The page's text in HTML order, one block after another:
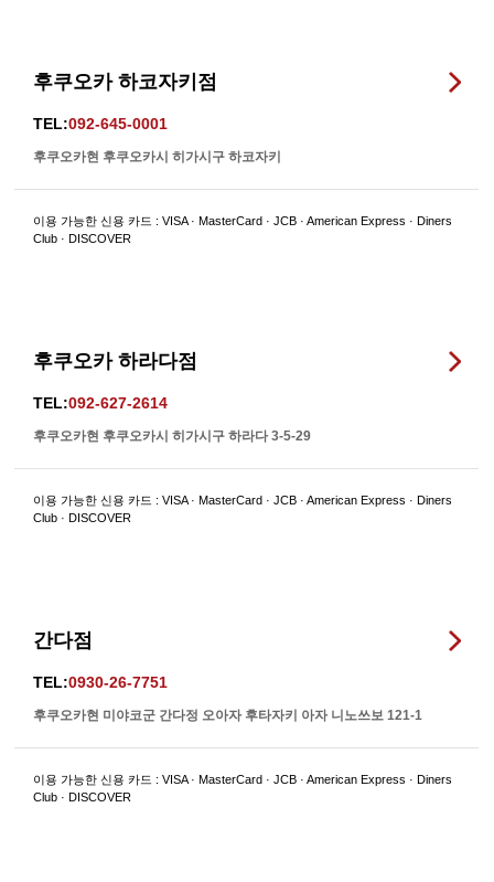
후쿠오카 하코자키점
TEL:092-645-0001
후쿠오카현 후쿠오카시 히가시구 하코자키
이용 가능한 신용 카드 : VISA · MasterCard · JCB · American Express · Diners
Club · DISCOVER
후쿠오카 하라다점
TEL:092-627-2614
후쿠오카현 후쿠오카시 히가시구 하라다 3-5-29
이용 가능한 신용 카드 : VISA · MasterCard · JCB · American Express · Diners
Club · DISCOVER
간다점
TEL:0930-26-7751
후쿠오카현 미야코군 간다정 오아자 후타자키 아자 니노쓰보 121-1
이용 가능한 신용 카드 : VISA · MasterCard · JCB · American Express · Diners
Club · DISCOVER